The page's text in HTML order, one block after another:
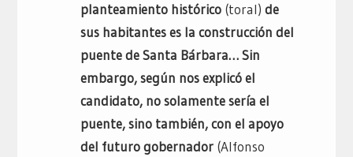
planteamiento histórico (toral) de
sus habitantes es la construcción del
puente de Santa Bárbara… Sin
embargo, según nos explicó el
candidato, no solamente sería el
puente, sino también, con el apoyo
del futuro gobernador (Alfonso